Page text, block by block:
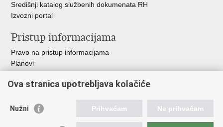
Središnji katalog službenih dokumenata RH
Izvozni portal
Pristup informacijama
Pravo na pristup informacijama
Planovi
Financijski dokumenti
Važne poveznice
Ova stranica upotrebljava kolačiće
Nužni Prihvaćam Ne prihvaćam